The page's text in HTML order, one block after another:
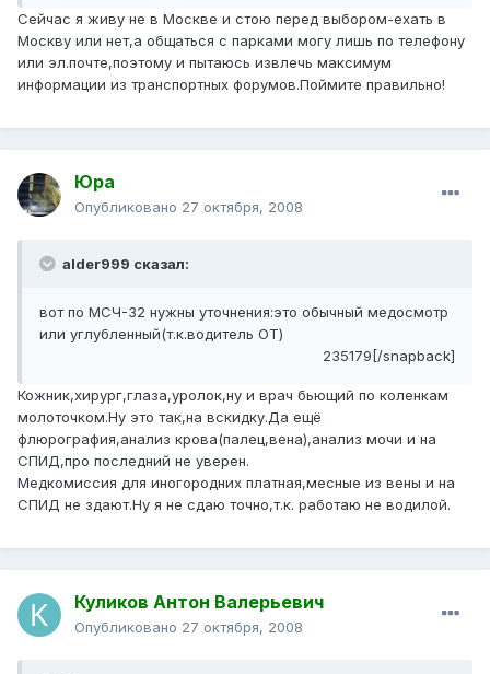
Сейчас я живу не в Москве и стою перед выбором-ехать в
Москву или нет,а общаться с парками могу лишь по телефону
или эл.почте,поэтому и пытаюсь извлечь максимум
информации из транспортных форумов.Поймите правильно!
Юра
Опубликовано 27 октября, 2008
alder999 сказал:
вот по МСЧ-32 нужны уточнения:это обычный медосмотр
или углубленный(т.к.водитель ОТ)
235179[/snapback]
Кожник,хирург,глаза,уролок,ну и врач бьющий по коленкам
молоточком.Ну это так,на вскидку.Да ещё
флюрография,анализ крова(палец,вена),анализ мочи и на
СПИД,про последний не уверен.
Медкомиссия для иногородних платная,месные из вены и на
СПИД не здают.Ну я не сдаю точно,т.к. работаю не водилой.
Куликов Антон Валерьевич
Опубликовано 27 октября, 2008